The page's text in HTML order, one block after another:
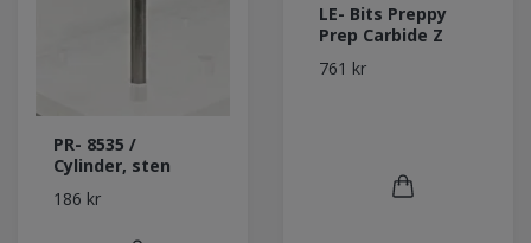
PR- 8535 /
Cylinder, sten
186 kr
LE- Bits Preppy
Prep Carbide Z
761 kr